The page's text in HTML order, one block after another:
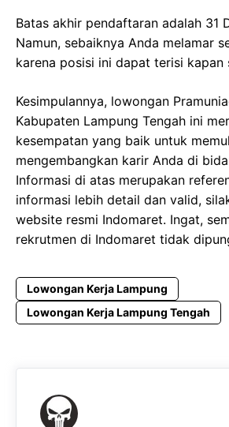
Batas akhir pendaftaran adalah 31
Namun, sebaiknya Anda melamar
karena posisi ini dapat terisi kapan
Kesimpulannya, lowongan
Kabupaten Lampung Tengah ini
kesempatan yang baik untuk
mengembangkan karir Anda di
Informasi di atas merupakan
informasi lebih detail dan valid,
website resmi Indomaret. Ingat,
rekrutmen di Indomaret tidak
Lowongan Kerja Lampung
Lowongan Kerja Lampung Tengah